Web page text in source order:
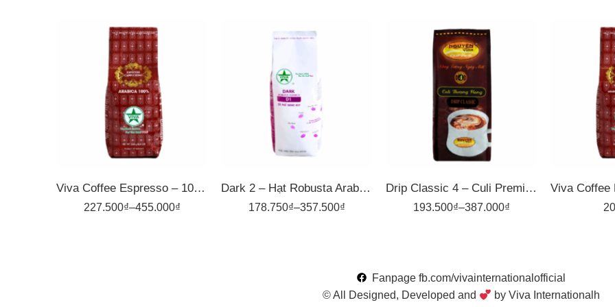
Viva Coffee Espresso – 100% Arabica – Cà Phê Pha Máy – Túi 500g
227.500₫–455.000₫
1kg
500gr
Dark 2 – Hạt Robusta Arabica – Rang Đậm – Cà Phê Rang Xay Viva
178.750₫–357.500₫
500gr
Drip Classic 4 – Culi Premium – Cà Phê Pha Phin Nguyên Vina
193.500₫–387.000₫
1kg 1kg
500gr
Fanpage fb.com/vivainternationalofficial
© All Designed, Developed and
by Viva Internationalh